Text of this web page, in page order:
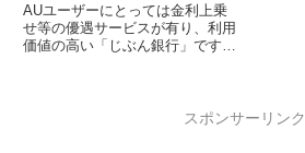
AUユーザーにとっては金利上乗
せ等の優遇サービスが有り、利用
価値の高い「じぶん銀行」です
スポンサーリンク